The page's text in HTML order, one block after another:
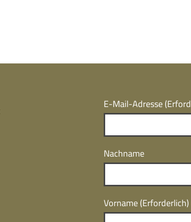
E-Mail-Adresse
Nachname
Vorname(Erforderlich)